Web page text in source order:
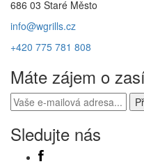
686 03 Staré Město
info@wgrills.cz
+420 775 781 808
Máte zájem o
Sledujte nás